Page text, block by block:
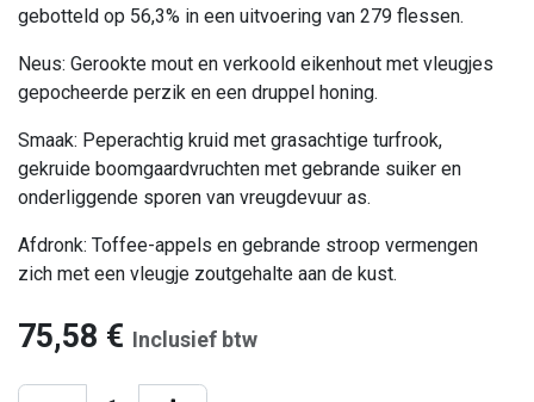
gebotteld op 56,3% in een uitvoering van 279 flessen.
Neus: Gerookte mout en verkoold eikenhout met vleugjes
gepocheerde perzik en een druppel honing.
Smaak: Peperachtig kruid met grasachtige turfrook,
gekruide boomgaardvruchten met gebrande suiker en
onderliggende sporen van vreugdevuur as.
Afdronk: Toffee-appels en gebrande stroop vermengen
zich met een vleugje zoutgehalte aan de kust.
75,58 € Inclusief btw